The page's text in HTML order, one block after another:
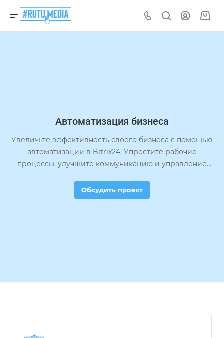
Автоматизация бизнеса
Увеличьте эффективность своего бизнеса с помощью
автоматизации в Bitrix24. Упростите рабочие
процессы, улучшите коммуникацию и управление
Обсудить проект